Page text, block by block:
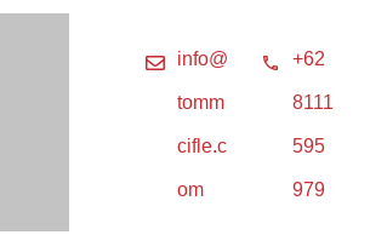
info@
tomm
cifle.c
om
+62
8111
595
979